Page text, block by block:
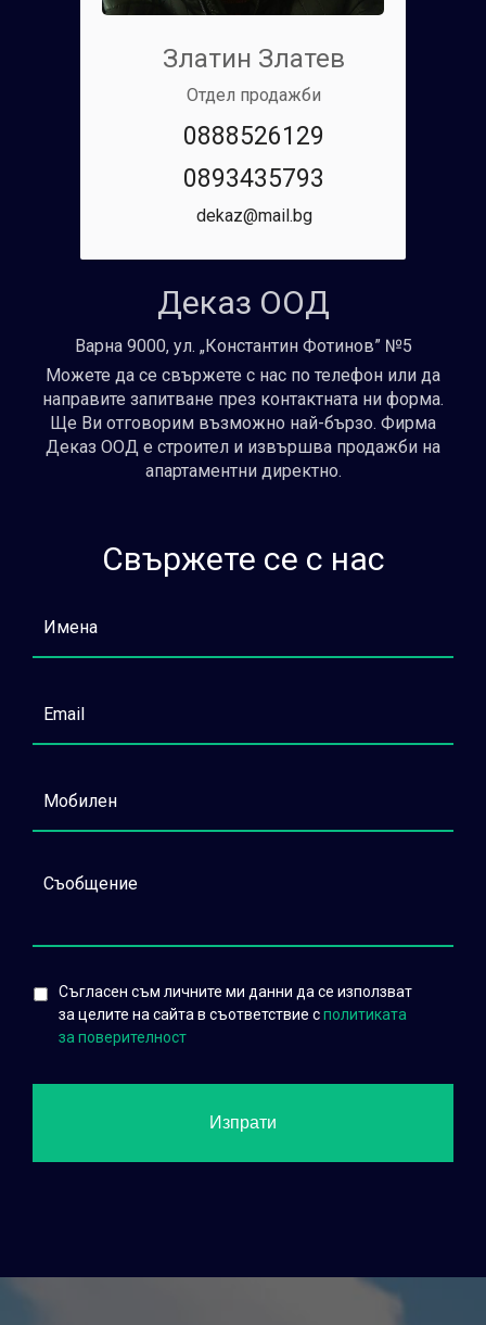
Златин Златев
Отдел продажби
0888526129
0893435793
dekaz@mail.bg
Деказ ООД
Варна 9000, ул. „Константин Фотинов” №5
Можете да се свържете с нас по телефон или да
направите запитване през контактната ни форма.
Ще Ви отговорим възможно най-бързо. Фирма
Деказ ООД е строител и извършва продажби на
апартаментни директно.
Свържете се с нас
Съгласен съм личните ми данни да се използват
за целите на сайта в съответствие сполитиката
за поверителност